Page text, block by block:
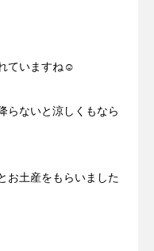
ていますね☺
らないと涼しくもなら
お土産をもらいました